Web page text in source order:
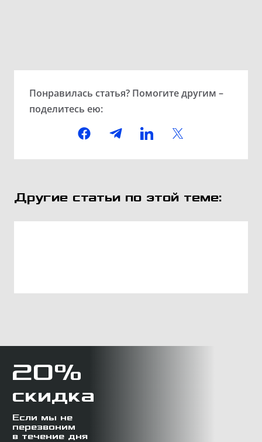
Понравилась статья? Помогите другим –
поделитесь ею:
Другие статьи по этой теме:
20%
скидка
Если мы не
перезвоним
в течение дня